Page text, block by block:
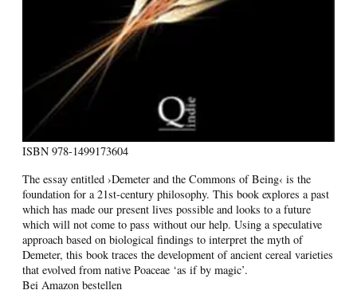
ISBN 978-1499173604
The essay entitled ›Demeter and the Commons of Being‹ is the
foundation for a 21st-century philosophy. This book explores a past
which has made our present lives possible and looks to a future
which will not come to pass without our help. Using a speculative
approach based on biological findings to interpret the myth of
Demeter, this book traces the development of ancient cereal varieties
that evolved from native Poaceae ‘as if by magic’.
Bei Amazon bestellen